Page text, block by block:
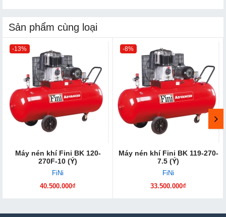
Sản phẩm cùng loại
-13%
Máy nén khí Fini BK 120-
270F-10 (Ý)
FiNi
40.500.000₫
-8%
Máy nén khí Fini BK 119-270-
7.5 (Ý)
FiNi
33.500.000₫